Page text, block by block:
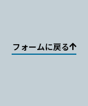
フォームに戻る